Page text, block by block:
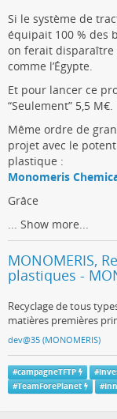
Si le système de
équipait 100 % des
on ferait disparaître
comme l’Égypte.
Et pour lancer ce
“Seulement” 5,5 M€.
Même ordre de
projet avec le
plastique :
Monomeris
Grâce
... Show more...
MONOMERIS,
plastiques -
Recyclage de tous
matières premières
dev@35 (MONOMERIS)
#campagneTFTP #
#TeamForePlanet #